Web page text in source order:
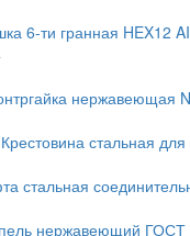
6-ти гранная HEX12
нержавеющая
стальная
стальная
нержавеющий ГОСТ